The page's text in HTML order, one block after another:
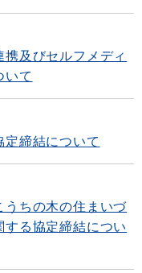
及びセルフメディ
いて
締結について
うちの木の住まいづ
する協定締結につい